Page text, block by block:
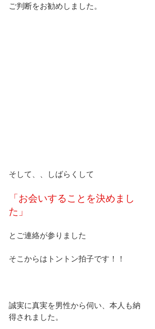
ご判断をお勧めしました。
そして、、しばらくして
「お会いすることを決めまし
た」
とご連絡が参りました
そこからはトントン拍子です！！
誠実に真実を男性から伺い、本人も納
得されました。